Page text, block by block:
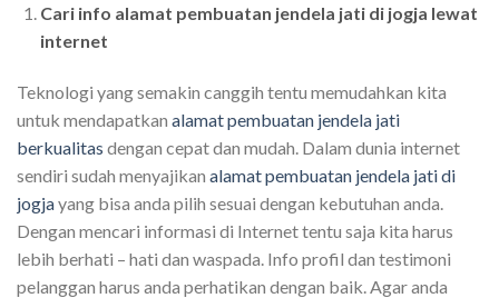
Cari info alamat pembuatan jendela jati di jogja lewat
internet
Teknologi yang semakin canggih tentu memudahkan kita
untuk mendapatkan alamat pembuatan jendela jati
berkualitas dengan cepat dan mudah. Dalam dunia internet
sendiri sudah menyajikan alamat pembuatan jendela jati di
jogjayang bisa anda pilih sesuai dengan kebutuhan anda.
Dengan mencari informasi di Internet tentu saja kita harus
lebih berhati – hati dan waspada. Info profil dan testimoni
pelanggan harus anda perhatikan dengan baik. Agar anda